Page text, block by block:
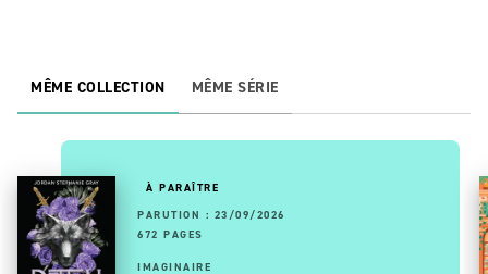
MÊME COLLECTION MÊME SÉRIE
À PARAÎTRE
PARUTION : 23/09/2026
672 PAGES
IMAGINAIRE